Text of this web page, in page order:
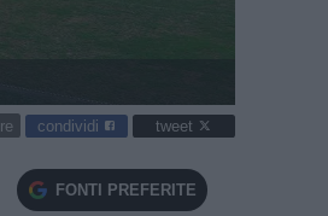
condividi tweet
FONTI PREFERITE